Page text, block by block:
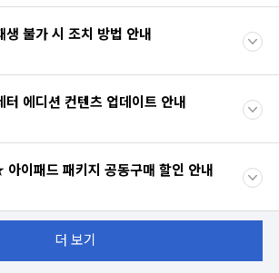
생 불가 시 조치 방법 안내
터 에디션 컨텐츠 업데이트 안내
이패드 패키지 공동구매 할인 안내
더 보기